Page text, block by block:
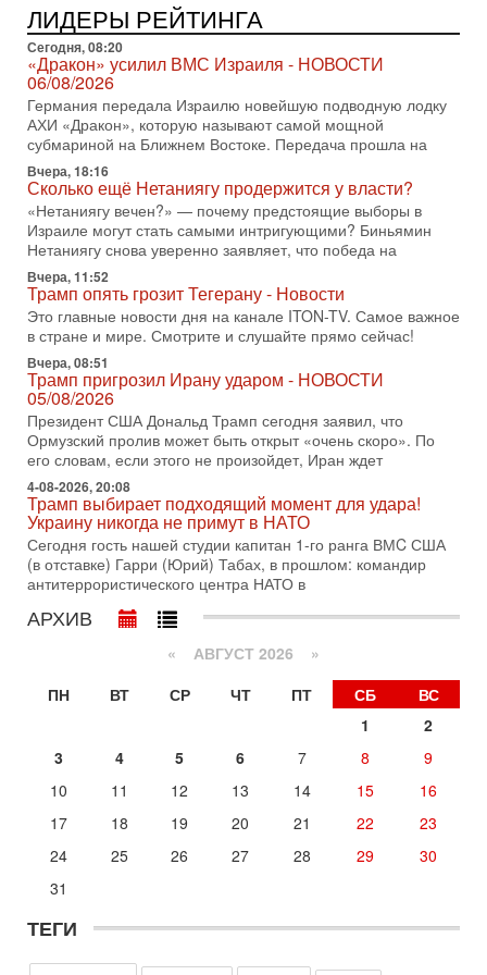
31-07-2026, 09:02
Битва за разоружение ХАМАСа - НОВОСТИ
31/07/2026
Сегодня президент США Дональд Трамп заявил о
достижении исторического соглашения о полном
разоружении ХАМАСа и других вооруженных группировок в
30-07-2026, 17:59
Иран доведет Трампа до крайних мер? Разбор и
оценка от военного обозревателя Давида Шарпа
Ситуация вокруг противостояния Ирана и США накаляется
с каждым днем. Почему Трамп в самый последний момент
отменил решение о нанесении тяжелых ударов
30-07-2026, 16:54
Покупатель авиакомпании «Аркия» намерен
запретить полеты по субботам!
Вокруг возможной продажи авиакомпании «Аркия»
разгорается громкий конфликт.
30-07-2026, 08:16
Трамп готовит удар по Ирану - НОВОСТИ 30/07/2026
Президент США Дональд Трамп сегодня рассматривает
возможность масштабной военной операции против Ирана
после ракетной атаки на американскую базу в
29-07-2026, 18:28
Трамп взбешен атакой на базы! Иран играет с огнем.
Израиль меняет курс
В эфире телеканала ITON-TV политолог Цви Маген,
дипломат, в прошлом - старший офицер военной разведки
29-07-2026, 15:31
Иран готовит наземное вторжение. Израиль
В эфире телеканала ITON-TV Григорий Тамар, офицер
ЦАХАЛа в отставке, писатель, журналист, военный историк.
29-07-2026, 11:48
Соцработники выходит на "тропу войны" с местными
властями
Около 7 400 социальных работников по всему Израилю
начале трудового спора между Профсоюзом
Сегодня, 08:20
06/08/2026
АХИ «Дракон», которую называют самой мощной
ЛИДЕРЫ РЕЙТИНГА
Сегодня, 08:20
«Дракон» усилил ВМС Израиля - НОВОСТИ
06/08/2026
Германия передала Израилю новейшую подводную лодку
АХИ «Дракон», которую называют самой мощной
субмариной на Ближнем Востоке. Передача прошла на
Вчера, 18:16
Сколько ещё Нетаниягу продержится у власти?
«Нетаниягу вечен?» — почему предстоящие выборы в
Израиле могут стать самыми интригующими? Биньямин
Нетаниягу снова уверенно заявляет, что победа на
Вчера, 11:52
Трамп опять грозит Тегерану - Новости
Это главные новости дня на канале ITON-TV. Самое важное
в стране и мире. Смотрите и слушайте прямо сейчас!
Вчера, 08:51
Трамп пригрозил Ирану ударом - НОВОСТИ
05/08/2026
Президент США Дональд Трамп сегодня заявил, что
Ормузский пролив может быть открыт «очень скоро». По
его словам, если этого не произойдет, Иран ждет
4-08-2026, 20:08
Трамп выбирает подходящий момент для удара!
Украину никогда не примут в НАТО
Сегодня гость нашей студии капитан 1-го ранга ВМC США
(в отставке) Гарри (Юрий) Табах, в прошлом: командир
антитеррористического центра НАТО в
АРХИВ
« АВГУСТ 2026 »
ПН
ВТ СР ЧТ ПТ СБ
ВС
1
2
3
4 5 6 7 8
9
10
11 12 13 14 15
16
17
18 19 20 21 22
23
24
25 26 27 28 29
30
31
ТЕГИ